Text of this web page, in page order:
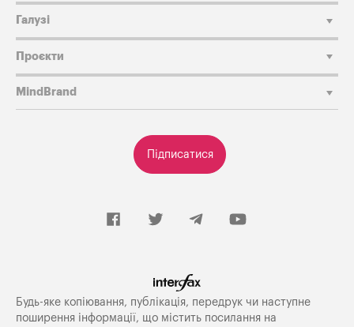
Підписатися
Галузі
Проєкти
MindBrand
Будь-яке копiювання, публiкацiя, передрук чи наступне
поширення iнформацiї, що мiстить посилання на